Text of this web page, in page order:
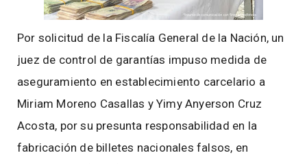
Por solicitud de la Fiscalía General de la Nación, un
juez de control de garantías impuso medida de
aseguramiento en establecimiento carcelario a
Miriam Moreno Casallas y Yimy Anyerson Cruz
Acosta, por su presunta responsabilidad en la
fabricación de billetes nacionales falsos, en